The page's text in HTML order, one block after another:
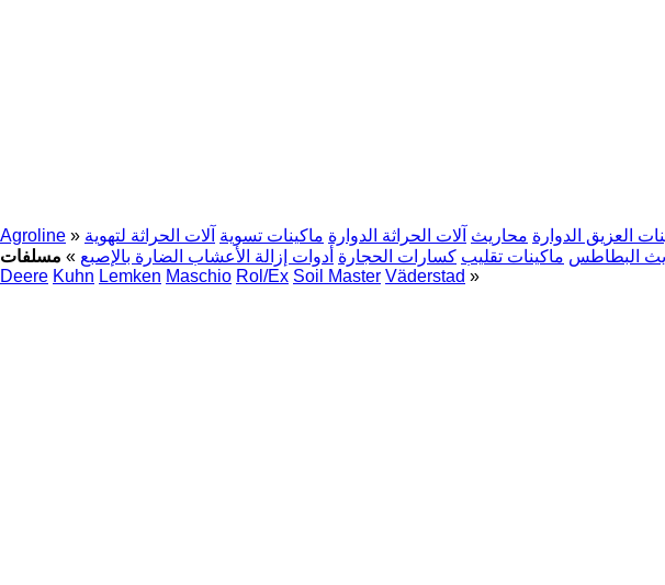
Agroline » العزيق الدوارة محاريث آلات الحراثة الدوارة ماكينات تسوية آلات الحراثة لتهوية
البطاطس ماكينات تقليب كسارات الحجارة أدوات إزالة الأعشاب الضارة بالإصبع »
Deere Kuhn Lemken Maschio Rol/Ex Soil Master Väderstad »